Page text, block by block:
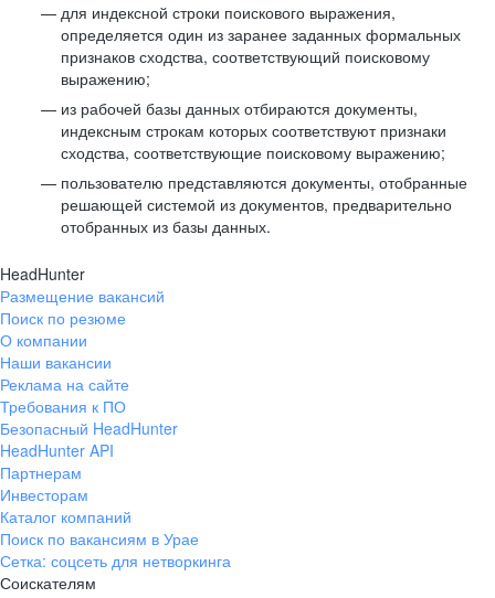
для индексной строки поискового выражения,
определяется один из заранее заданных формальных
признаков сходства, соответствующий поисковому
выражению;
из рабочей базы данных отбираются документы,
индексным строкам которых соответствуют признаки
сходства, соответствующие поисковому выражению;
пользователю представляются документы, отобранные
решающей системой из документов, предварительно
отобранных из базы данных.
HeadHunter
Размещение вакансий
Поиск по резюме
О компании
Наши вакансии
Реклама на сайте
Требования к ПО
Безопасный HeadHunter
HeadHunter API
Партнерам
Инвесторам
Каталог компаний
Поиск по вакансиям в Урае
Сетка: соцсеть для нетворкинга
Соискателям